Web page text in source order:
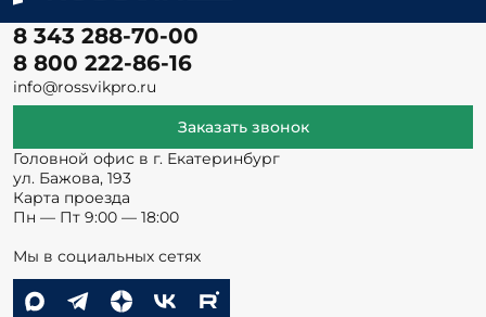
8 343 288-70-00
8 800 222-86-16
info@rossvikpro.ru
Заказать звонок
Головной офис в г. Екатеринбург
ул. Бажова, 193
Карта проезда
Пн — Пт 9:00 — 18:00
Мы в социальных сетях